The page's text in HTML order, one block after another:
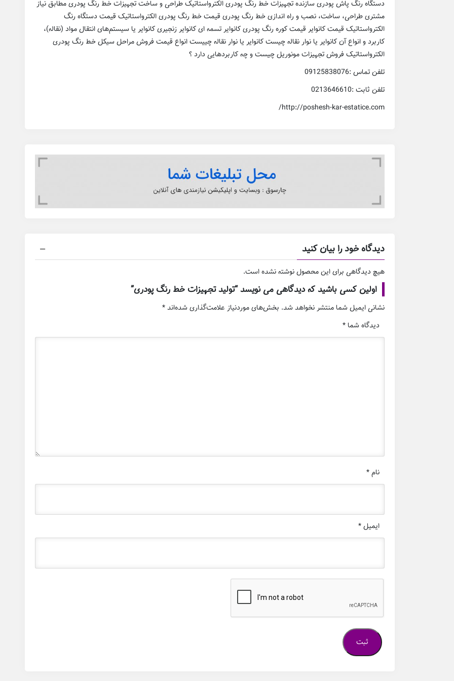
دستگاه رنگ پاش پودری سازنده تجهیزات خط رنگ پودری الکترواستاتیک طراحی و ساخت تجهیزات خط رنگ پودری مطابق نیاز
مشتری طراحی، ساخت، نصب و راه اندازی خط رنگ پودری قیمت خط رنگ پودری الکترواستاتیک قیمت دستگاه رنگ
الکترواستاتیک قیمت کانوایر قیمت کوره رنگ پودری کانوایر تسمه ای کانوایر زنجیری کانوایر یا سیستم‌های انتقال مواد (نقاله)،
کاربرد و انواع آن کانوایر یا نوار نقاله چیست کانوایر یا نوار نقاله چییست انواع قیمت فروش مراحل سیکل خط رنگ پودری
الکترواستاتیک فروش تجهیزات مونوریل چیست و چه کاربردهایی دارد ؟
تلفن تماس :09125838076
تلفن ثابت :0213646610
http://poshesh-kar-estatice.com/
دیدگاه خود را بیان کنید
هیچ دیدگاهی برای این محصول نوشته نشده است.
اولین کسی باشید که دیدگاهی می نویسد “تولید تجهیزات خط رنگ پودری”
نشانی ایمیل شما منتشر نخواهد شد. بخش‌های موردنیاز علامت‌گذاری شده‌اند*
دیدگاه شما*
نام*
ایمیل*